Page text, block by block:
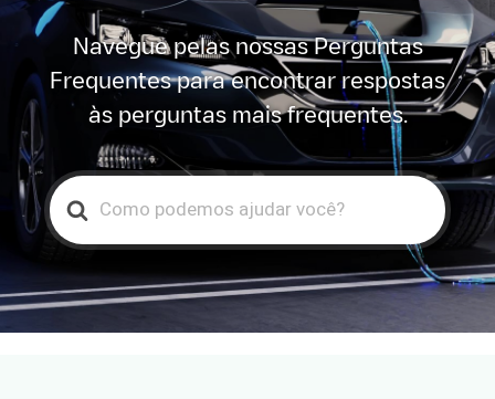
Navegue pelas nossas Perguntas
Frequentes para encontrar respostas
às perguntas mais frequentes.
Search
For